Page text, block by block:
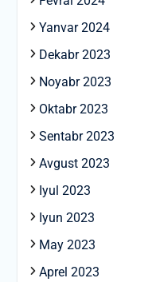
Yanvar 2024
Dekabr 2023
Noyabr 2023
Oktabr 2023
Sentabr 2023
Avgust 2023
Iyul 2023
Iyun 2023
May 2023
Aprel 2023